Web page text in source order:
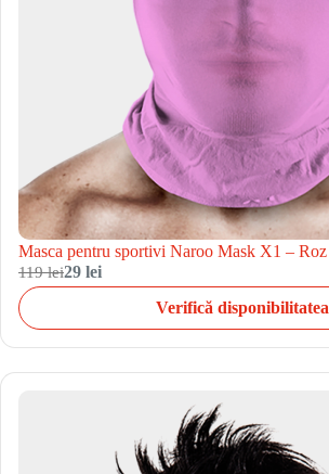
Masca pentru sportivi Naroo Mask X1 – Roz
119 lei29 lei
Verifică disponibilitatea